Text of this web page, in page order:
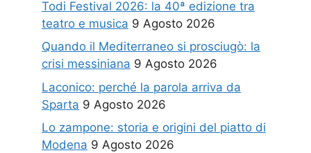
Todi Festival 2026: la 40ª edizione tra
teatro e musica 9 Agosto 2026
Quando il Mediterraneo si prosciugò: la
crisi messiniana 9 Agosto 2026
Laconico: perché la parola arriva da
Sparta 9 Agosto 2026
Lo zampone: storia e origini del piatto di
Modena 9 Agosto 2026